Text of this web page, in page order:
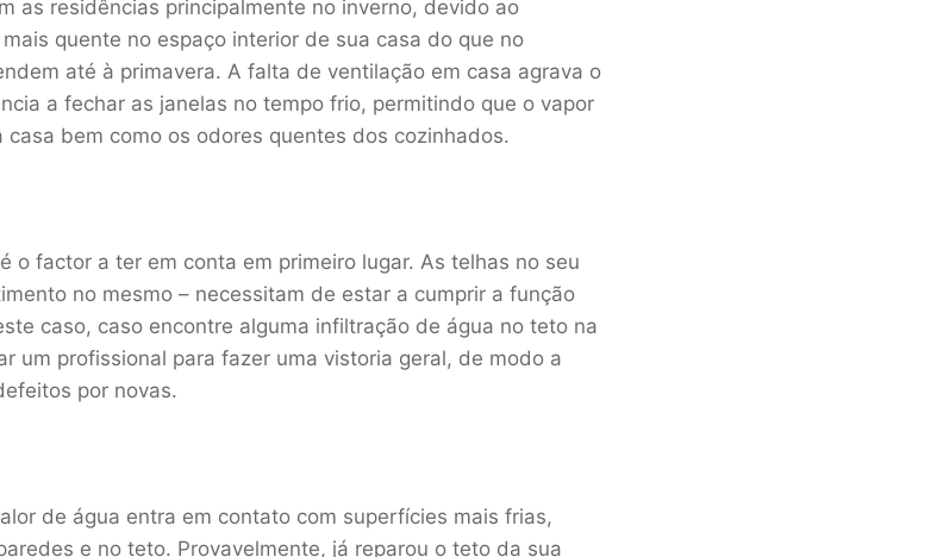
as residências principalmente no inverno, devido ao
quente no espaço interior de sua casa do que no
até à primavera. A falta de ventilação em casa agrava o
a fechar as janelas no tempo frio, permitindo que o vapor
bem como os odores quentes dos cozinhados.
o factor a ter em conta em primeiro lugar. As telhas no seu
no mesmo – necessitam de estar a cumprir a função
caso, caso encontre alguma infiltração de água no teto na
um profissional para fazer uma vistoria geral, de modo a
por novas.
de água entra em contato com superfícies mais frias,
e no teto. Provavelmente, já reparou o teto da sua